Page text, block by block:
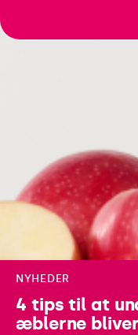
indhold
NYHEDER
4 tips til at
æblerne